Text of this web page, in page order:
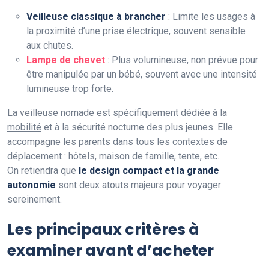
Veilleuse classique à brancher : Limite les usages à
la proximité d’une prise électrique, souvent sensible
aux chutes.
Lampe de chevet : Plus volumineuse, non prévue pour
être manipulée par un bébé, souvent avec une intensité
lumineuse trop forte.
La veilleuse nomade est spécifiquement dédiée à la
mobilité et à la sécurité nocturne des plus jeunes. Elle
accompagne les parents dans tous les contextes de
déplacement : hôtels, maison de famille, tente, etc.
On retiendra que le design compact et la grande
autonomie sont deux atouts majeurs pour voyager
sereinement.
Les principaux critères à
examiner avant d’acheter